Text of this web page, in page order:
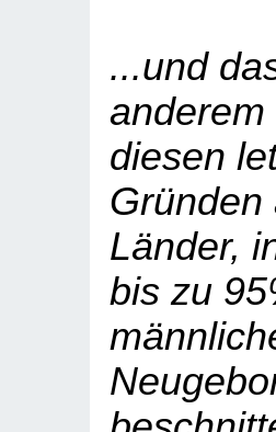
...und
diesen
Gründen
Länder,
bis zu